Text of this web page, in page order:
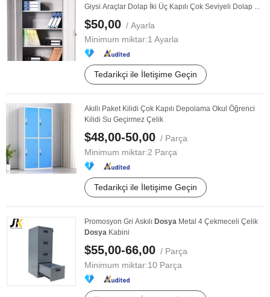
Giysi Araçlar Dolap İki Üç Kapılı Çok Seviyeli Dolap ...
$50,00 / Ayarla
Minimum miktar:1 Ayarla
Tedarikçi ile İletişime Geçin
Akıllı Paket Kilidi Çok Kapılı Depolama Okul Öğrenci
Kilidi Su Geçirmez Çelik
$48,00-50,00 / Parça
Minimum miktar:2 Parça
Tedarikçi ile İletişime Geçin
Promosyon Gri Askılı Dosya Metal 4 Çekmeceli Çelik
Dosya Kabini
$55,00-66,00 / Parça
Minimum miktar:10 Parça